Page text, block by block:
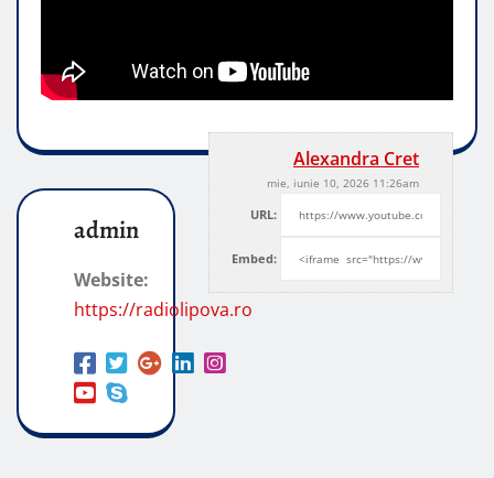
Alexandra Cret
mie, iunie 10, 2026 11:26am
URL:
Embed:
admin
Website:
https://radiolipova.ro